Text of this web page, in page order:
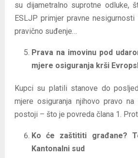
su dijametralno suprotne odluke,
ESLJP primjer pravne
pravično suđenje…
Prava na imovinu pod
mjere osiguranja krši
Kupci su platili stanove do
mjere osiguranja njihovo pravo
postoji – što je povreda člana 1.
Ko će zaštititi građane?
Kantonalni sud